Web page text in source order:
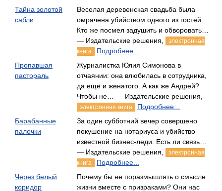
Тайна золотой
сабли
Веселая деревенская свадьба была
омрачена убийством одного из гостей.
Кто же посмел задушить и обворовать…
— Издательские решения,
электронная
книга
Подробнее...
Пропавшая
пастораль
Журналистка Юлия Симонова в
отчаянии: она влюбилась в сотрудника,
да ещё и женатого. А как же Андрей?
Чтобы не… — Издательские решения,
электронная книга
Подробнее...
Барабанные
палочки
За один субботний вечер совершено
покушение на нотариуса и убийство
известной бизнес-леди. Есть ли связь…
— Издательские решения,
электронная
книга
Подробнее...
Через белый
коридор
Почему бы не поразмышлять о смысле
жизни вместе с призраками? Они нас